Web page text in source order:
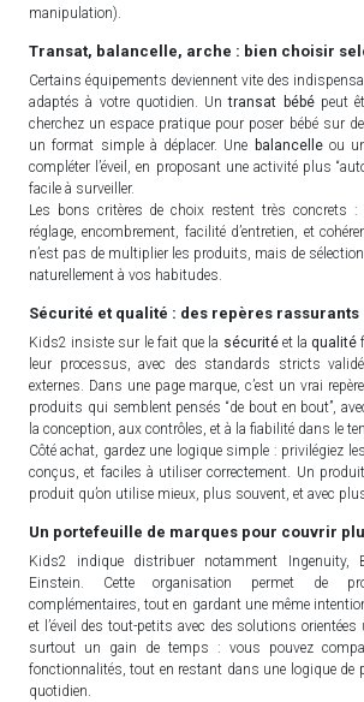
manipulation).
Transat, balancelle, arche : bien choisir
Certains équipements deviennent vite des
adaptés à votre quotidien. Untransat bébépeut
cherchez un espace pratique pour poser bébé sur
un format simple à déplacer. Une balancelleou
compléter l’éveil, en proposant une activité plus
facile à surveiller.
Les bons critères de choix restent très concrets
réglage, encombrement, facilité d’entretien, et
n’est pas de multiplier les produits, mais de
naturellement à vos habitudes.
Sécurité et qualité : des repères rassurants
Kids2 insiste sur le fait que la sécuritéet la qualité
leur processus, avec des standards stricts
externes. Dans une page marque, c’est un vrai
produits qui semblent pensés “de bout en bout”,
la conception, aux contrôles, et à la fiabilité dans le
Côté achat, gardez une logique simple : privilégiez
conçus, et faciles à utiliser correctement. Un
produit qu’on utilise mieux, plus souvent, et avec
Un portefeuille de marques pour couvrir
Kids2 indique distribuer notamment Ingenuity,
Einstein. Cette organisation permet de
complémentaires, tout en gardant une même
et l’éveil des tout-petits avec des solutions orientées
surtout un gain de temps : vous pouvez
fonctionnalités, tout en restant dans une logique de
quotidien.